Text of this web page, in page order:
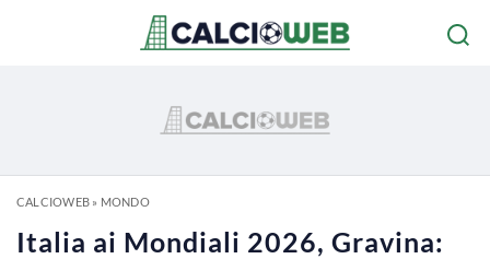
CALCIOWEB» MONDO
Italia ai Mondiali 2026, Gravina: